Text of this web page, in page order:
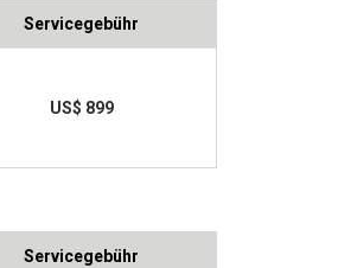
Servicegebühr
US$ 899
Servicegebühr